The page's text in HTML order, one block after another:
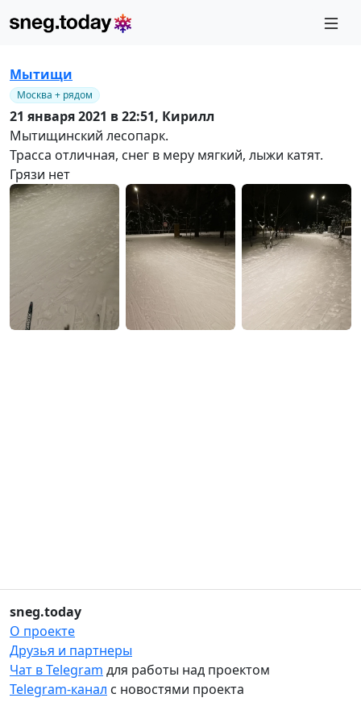
Мытищи
Москва + рядом
21 января 2021 в 22:51, Кирилл
Мытищинский лесопарк.
Трасса отличная, снег в меру мягкий, лыжи катят.
Грязи нет
sneg.today
О проекте
Друзья и партнеры
Чат в Telegram для работы над проектом
Telegram-канал с новостями проекта